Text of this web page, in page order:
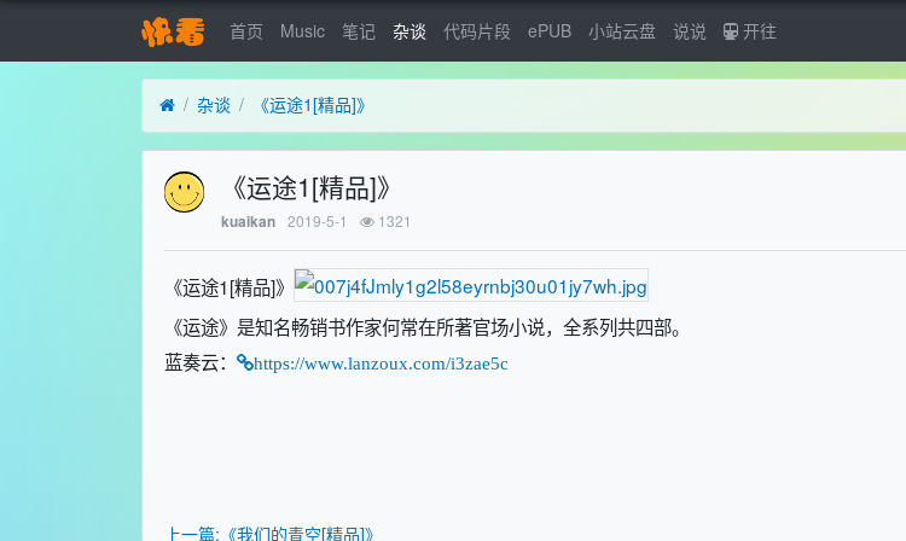
首页 Music 笔记 杂谈 代码片段 ePUB 小站云盘 说说 开往
杂谈 《运途1[精品]》
《运途1[精品]》
kuaikan 2019-5-1 1321
《运途1[精品]》
《运途》是知名畅销书作家何常在所著官场小说，全系列共四部。
蓝奏云：
https://www.lanzoux.com/i3zae5c
上一篇:《我们的青空[精品]》